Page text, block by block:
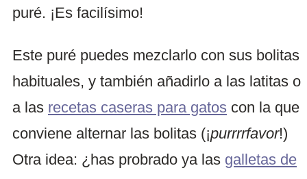
puré. ¡Es facilísimo!
Este puré puedes mezclarlo con sus bolitas
habituales, y también añadirlo a las latitas o
a las recetas caseras para gatos con la que
conviene alternar las bolitas (¡purrrrfavor!)
Otra idea: ¿has probrado ya las galletas de